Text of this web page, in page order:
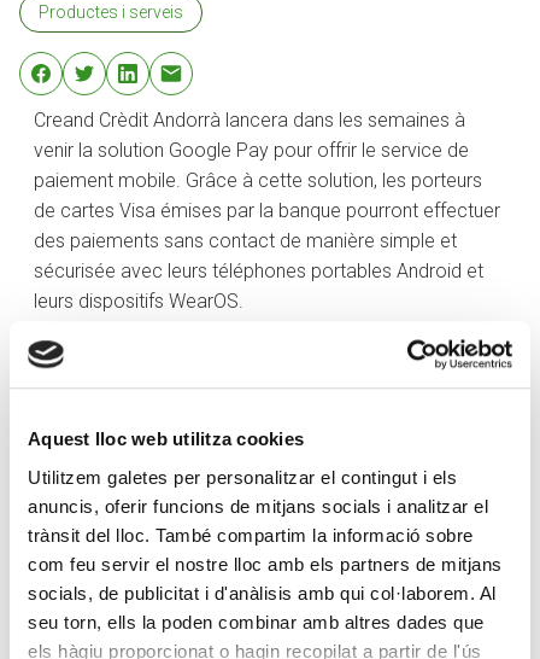
Aquest lloc web utilitza cookies
Utilitzem galetes per personalitzar el contingut i els
anuncis, oferir funcions de mitjans socials i analitzar el
trànsit del lloc. També compartim la informació sobre
com feu servir el nostre lloc amb els partners de mitjans
socials, de publicitat i d'anàlisis amb qui col·laborem. Al
seu torn, ells la poden combinar amb altres dades que
els hàgiu proporcionat o hagin recopilat a partir de l'ús
Productes i serveis
Creand Crèdit Andorrà lancera dans les semaines à
venir la solution Google Pay pour offrir le service de
paiement mobile. Grâce à cette solution, les porteurs
de cartes Visa émises par la banque pourront effectuer
des paiements sans contact de manière simple et
sécurisée avec leurs téléphones portables Android et
leurs dispositifs WearOS.
Cette solution permet aux clients d’utiliser les cartes
Android dans tous les établissements physiques
disposant d’un terminal point de vente sans contact, et
sur tous les sites virtuels offrant l’option de paiement
avec Google Pay.
Dès le démarrage du service, les cartes pourront être
associées à Google Wallet. Une fois le service activé,
les paiements pourront être effectués facilement,